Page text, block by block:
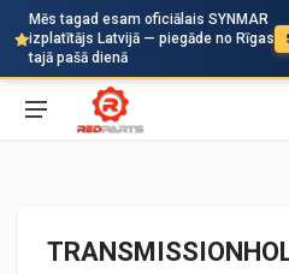
Mēs tagad esam oficiālais SYNMAR
izplatītājs Latvijā — piegāde no Rīgas
tajā pašā dienā
Auto